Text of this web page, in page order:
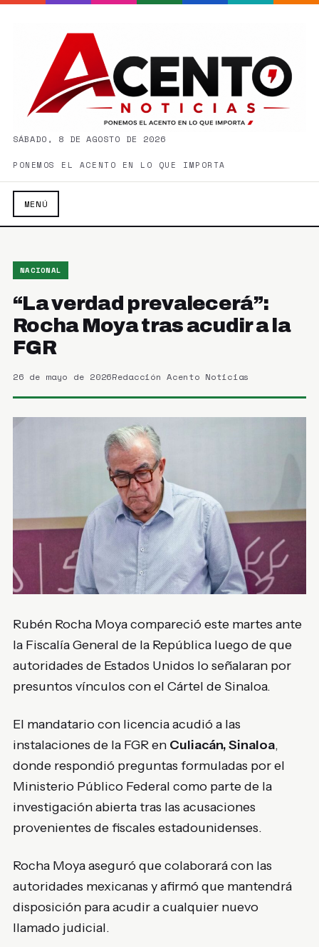
SÁBADO, 8 DE AGOSTO DE 2026
PONEMOS EL ACENTO EN LO QUE IMPORTA
MENÚ
NACIONAL
“La verdad prevalecerá”:
Rocha Moya tras acudir a la
FGR
26 de mayo de 2026Redacción Acento Noticias
Rubén Rocha Moya compareció este martes ante
la Fiscalía General de la República luego de que
autoridades de Estados Unidos lo señalaran por
presuntos vínculos con el Cártel de Sinaloa.
El mandatario con licencia acudió a las
instalaciones de la FGR en Culiacán, Sinaloa,
donde respondió preguntas formuladas por el
Ministerio Público Federal como parte de la
investigación abierta tras las acusaciones
provenientes de fiscales estadounidenses.
Rocha Moya aseguró que colaborará con las
autoridades mexicanas y afirmó que mantendrá
disposición para acudir a cualquier nuevo
llamado judicial.